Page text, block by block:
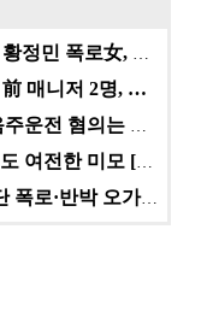
"카톡 멀티 프로필로 관계 은폐" 황정민 폭로女, 문자…
매니저 2명, …
이재룡, '술타기' 혐의로 재판…음주운전 혐의는 미적용…
진아름, 득남 후 근황…출산 후에도 여전한 미모 [스타…
황정민 사생활 논란의 쟁점…잇단 폭로·반박 오가는 소모…